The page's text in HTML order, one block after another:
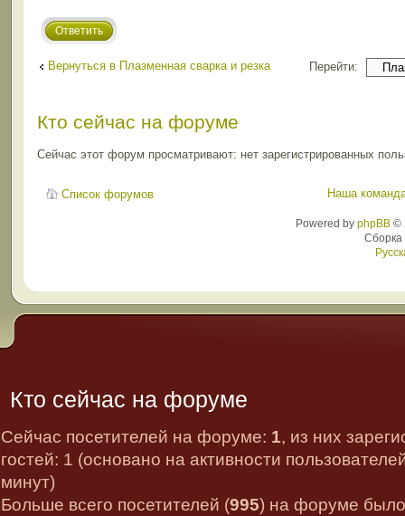
Ответить
Вернуться в Плазменная сварка и резка Перейти:
Кто сейчас на форуме
Сейчас этот форум просматривают: нет зарегистрированных
Список форумов Наша
Powered by phpBB©
Кто сейчас на форуме
Сейчас посетителей на форуме: 1, из них
гостей: 1 (основано на активности
минут)
Больше всего посетителей (995) на форуме